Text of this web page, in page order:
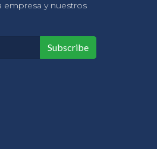
empresa y nuestros
Subscribe